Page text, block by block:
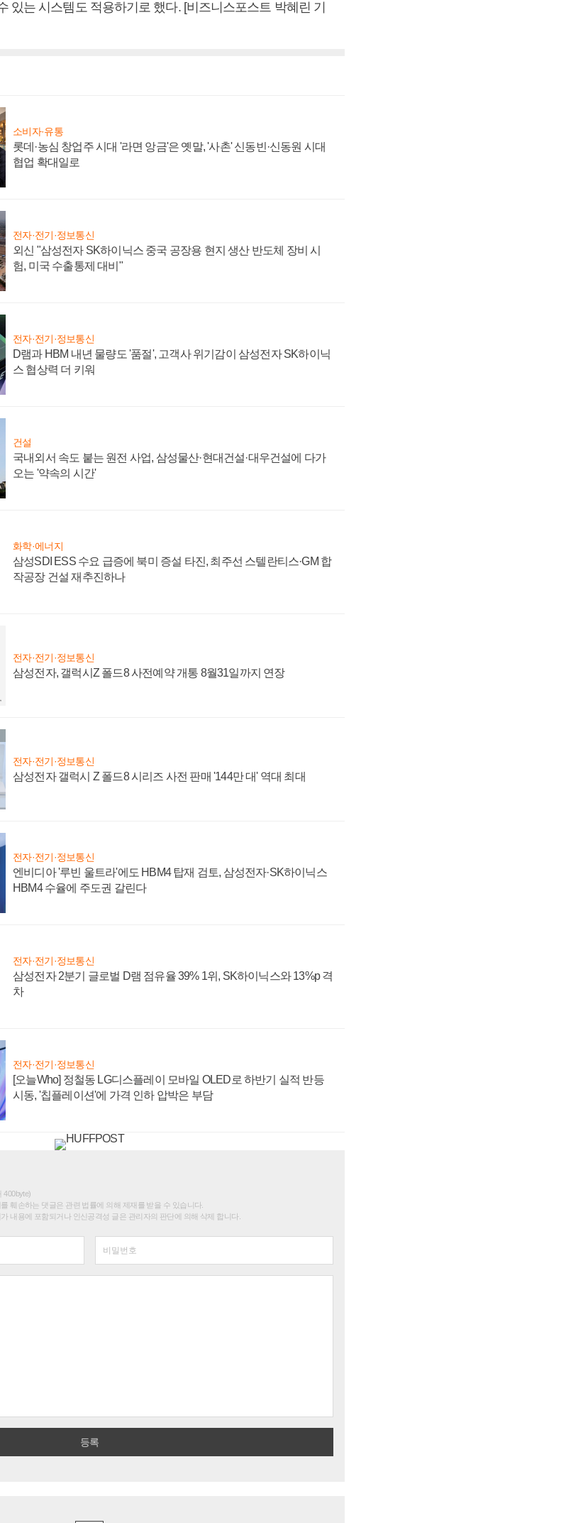
있는 시스템도 적용하기로 했다. [비즈니스포스트 박혜린 기
소비자·유통
롯데·농심 창업주 시대 '라면 앙금'은 옛말, '사촌' 신동빈·신동원 시대
협업 확대일로
전자·전기·정보통신
외신 "삼성전자 SK하이닉스 중국 공장용 현지 생산 반도체 장비 시
험, 미국 수출통제 대비"
전자·전기·정보통신
D램과 HBM 내년 물량도 '품절', 고객사 위기감이 삼성전자 SK하이닉
스 협상력 더 키워
건설
국내외서 속도 붙는 원전 사업, 삼성물산·현대건설·대우건설에 다가
오는 '약속의 시간'
화학·에너지
삼성SDI ESS 수요 급증에 북미 증설 타진, 최주선 스텔란티스·GM 합
작공장 건설 재추진하나
전자·전기·정보통신
삼성전자, 갤럭시Z 폴드8 사전예약 개통 8월31일까지 연장
전자·전기·정보통신
삼성전자 갤럭시 Z 폴드8 시리즈 사전 판매 '144만 대' 역대 최대
전자·전기·정보통신
엔비디아 '루빈 울트라'에도 HBM4 탑재 검토, 삼성전자·SK하이닉스
HBM4 수율에 주도권 갈린다
전자·전기·정보통신
삼성전자 2분기 글로벌 D램 점유율 39% 1위, SK하이닉스와 13%p 격
차
전자·전기·정보통신
[오늘Who] 정철동 LG디스플레이 모바일 OLED로 하반기 실적 반등
시동, '칩플레이션'에 가격 인하 압박은 부담
400byte)
훼손하는 댓글은 관련 법률에 의해 제재를 받을 수 있습니다.
내용에 포함되거나 인신공격성 글은 관리자의 판단에 의해 삭제 합니다.